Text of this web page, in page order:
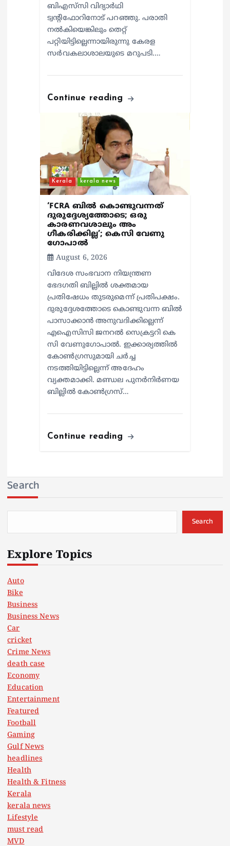
ബിഎസ്‌സി വിദ്യാര്‍ഥി
ട്വന്റിഫോറിനോട് പറഞ്ഞു. പരാതി
നല്‍കിയെങ്കിലും തെറ്റ്
പറ്റിയിട്ടില്ലെന്നായിരുന്നു കേരള
സര്‍വകലാശാലയുടെ മറുപടി.…
Continue reading
Kerala kerala news
‘FCRA ബിൽ കൊണ്ടുവന്നത്
ദുരുദ്ദേശ്യത്തോടെ; ഒരു
കാരണവശാലും അം​
ഗീകരിക്കില്ല’; കെസി വേണു​
ഗോപാൽ
August 6, 2026
വിദേശ സംഭവാന നിയന്ത്രണ
ഭേദഗതി ബില്ലിൽ ശക്തമായ
പ്രതിഷേധം തുടരുമെന്ന് പ്രതിപക്ഷം.
ദുരുദ്ദേശത്തോടെ കൊണ്ടുവന്ന ബിൽ
പാസാക്കാൻ അനുവദിക്കില്ലെന്ന്
എഐസിസി ജനറൽ സെക്രട്ടറി കെ
സി വേണുഗോപാൽ. ഇക്കാര്യത്തിൽ
കോൺഗ്രസുമായി ചർച്ച
നടത്തിയിട്ടില്ലെന്ന് അദേഹം
വ്യക്തമാക്കി. മണ്ഡല പുനർനിർണയ
ബില്ലിൽ കോൺഗ്രസ്…
Continue reading
Search
Search
Explore Topics
Auto
Bike
Business
Business News
Car
cricket
Crime News
death case
Economy
Education
Entertainment
Featured
Football
Gaming
Gulf News
headlines
Health
Health & Fitness
Kerala
kerala news
Lifestyle
must read
MVD